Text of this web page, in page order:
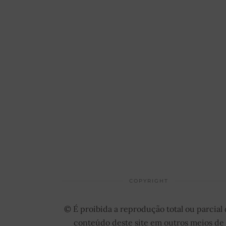
COPYRIGHT
© É proibida a reprodução total ou parcial
conteúdo deste site em outros meios de